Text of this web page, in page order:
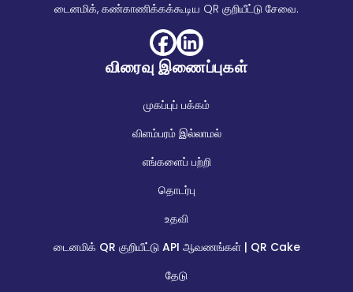
டைனமிக், கண்காணிக்கக்கூடிய QR குறியீட்டு சேவை.
விரைவு இணைப்புகள்
முகப்புப் பக்கம்
விளம்பரம் இல்லாமல்
எங்களைப் பற்றி
தொடர்பு
உதவி
டைனமிக் QR குறியீட்டு API ஆவணங்கள் | QR Cake
தேடு